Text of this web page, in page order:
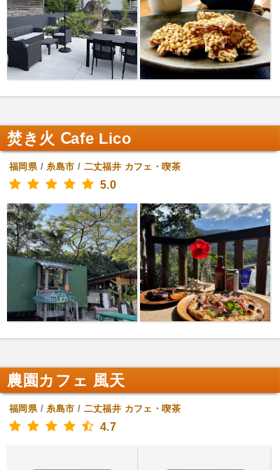
焚き火 Ⅽafe Lico
福岡県/糸島市 / 二丈福井 カフェ・喫茶
5.0
農園カフェ 風天
福岡県/糸島市 / 二丈福井 カフェ・喫茶
4.7